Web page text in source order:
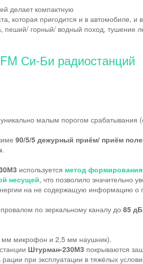
делает компактную
которая пригодится и в автомобиле, и
пеший/ горный/ водный поход, тушение
Си-Би радиостанций
малым порогом срабатывания
90/5/5 дежурный приём/ приём
.
используется метод формирования
несущей, что позволило значительно
на не содержащую информацию о
по зеркальному каналу до 85 дБ
мм микрофон и 2,5 мм наушник).
Штурман-230М3 покрываются
при эксплуатации в тяжёлых